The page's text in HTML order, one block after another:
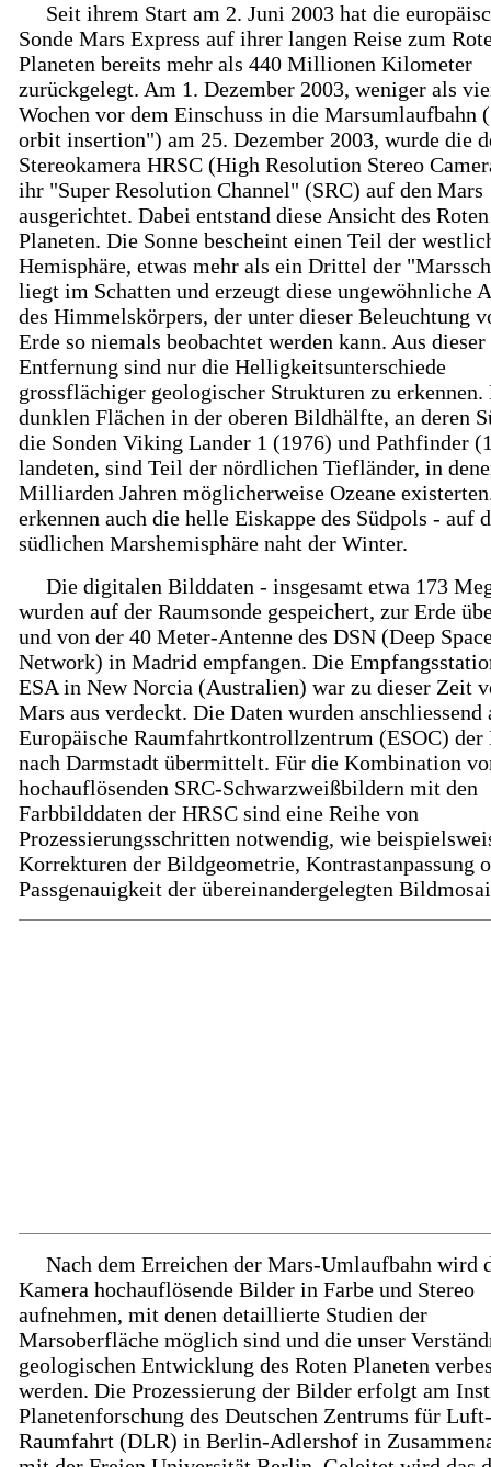
Seit ihrem Start am 2. Juni 2003 hat die
Sonde Mars Express auf ihrer langen Reise zum
Planeten bereits mehr als 440 Millionen Kilometer
zurückgelegt. Am 1. Dezember 2003, weniger als
Wochen vor dem Einschuss in die Marsumlaufbahn
orbit insertion") am 25. Dezember 2003, wurde die
Stereokamera HRSC (High Resolution Stereo
ihr "Super Resolution Channel" (SRC) auf den Mars
ausgerichtet. Dabei entstand diese Ansicht des Roten
Planeten. Die Sonne bescheint einen Teil der
Hemisphäre, etwas mehr als ein Drittel der
liegt im Schatten und erzeugt diese ungewöhnliche
des Himmelskörpers, der unter dieser Beleuchtung
Erde so niemals beobachtet werden kann. Aus dieser
Entfernung sind nur die Helligkeitsunterschiede
grossflächiger geologischer Strukturen zu erkennen.
dunklen Flächen in der oberen Bildhälfte, an deren
die Sonden Viking Lander 1 (1976) und Pathfinder
landeten, sind Teil der nördlichen Tiefländer, in
Milliarden Jahren möglicherweise Ozeane
erkennen auch die helle Eiskappe des Südpols - auf
südlichen Marshemisphäre naht der Winter.
Die digitalen Bilddaten - insgesamt etwa 173
wurden auf der Raumsonde gespeichert, zur Erde
und von der 40 Meter-Antenne des DSN (Deep
Network) in Madrid empfangen. Die
ESA in New Norcia (Australien) war zu dieser Zeit
Mars aus verdeckt. Die Daten wurden anschliessend
Europäische Raumfahrtkontrollzentrum (ESOC) der
nach Darmstadt übermittelt. Für die Kombination
hochauflösenden SRC-Schwarzweißbildern mit den
Farbbilddaten der HRSC sind eine Reihe von
Prozessierungsschritten notwendig, wie
Korrekturen der Bildgeometrie, Kontrastanpassung
Passgenauigkeit der übereinandergelegten
Nach dem Erreichen der Mars-Umlaufbahn wird
Kamera hochauflösende Bilder in Farbe und Stereo
aufnehmen, mit denen detaillierte Studien der
Marsoberfläche möglich sind und die unser
geologischen Entwicklung des Roten Planeten
werden. Die Prozessierung der Bilder erfolgt am
Planetenforschung des Deutschen Zentrums für
Raumfahrt (DLR) in Berlin-Adlershof in